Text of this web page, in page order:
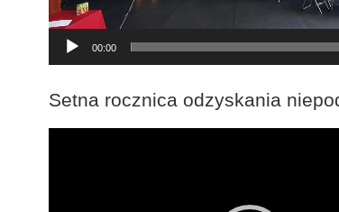
00:00
Setna rocznica odzyskania